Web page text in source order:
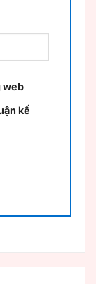
web
kế